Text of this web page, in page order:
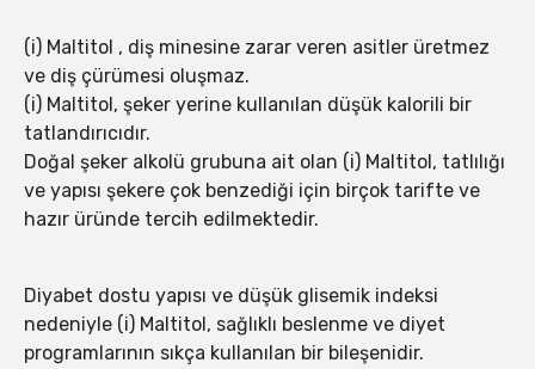
(i) Maltitol , diş minesine zarar veren asitler üretmez
ve diş çürümesi oluşmaz.
(i) Maltitol, şeker yerine kullanılan düşük kalorili bir
tatlandırıcıdır.
Doğal şeker alkolü grubuna ait olan (i) Maltitol, tatlılığı
ve yapısı şekere çok benzediği için birçok tarifte ve
hazır üründe tercih edilmektedir.
Diyabet dostu yapısı ve düşük glisemik indeksi
nedeniyle (i) Maltitol, sağlıklı beslenme ve diyet
programlarının sıkça kullanılan bir bileşenidir.